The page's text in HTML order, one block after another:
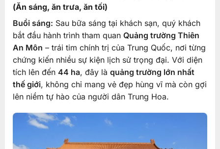
(Ăn sáng, ăn trưa, ăn tối)
Buổi sáng: Sau bữa sáng tại khách sạn, quý khách
bắt đầu hành trình tham quan Quảng trường Thiên
An Môn – trái tim chính trị của Trung Quốc, nơi từng
chứng kiến nhiều sự kiện lịch sử trọng đại. Với diện
tích lên đến 44 ha, đây là quảng trường lớn nhất
thế giới, không chỉ mang vẻ đẹp hùng vĩ mà còn gợi
lên niềm tự hào của người dân Trung Hoa.